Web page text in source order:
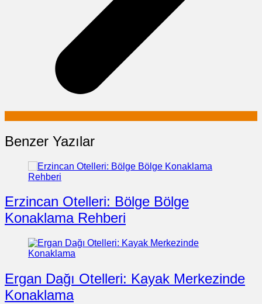
Benzer Yazılar
Erzincan Otelleri: Bölge Bölge
Konaklama Rehberi
Ergan Dağı Otelleri: Kayak Merkezinde
Konaklama